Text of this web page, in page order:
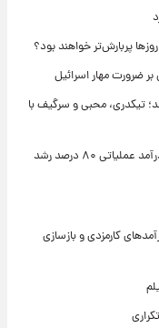
پربارش‌تر خواهند بود؟
بر ضرورت مهار اسرائیل
تیکدری، محبی و سرگیف با
تغییر مثبت در عملکرد مالی بانک صادرات ایران/ درآمد عملیاتی ۸۰ درصد رشد
کارمزدی و بازسازی